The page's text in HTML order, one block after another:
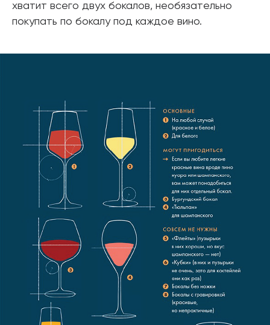
хватит всего двух бокалов, необязательно
покупать по бокалу под каждое вино.